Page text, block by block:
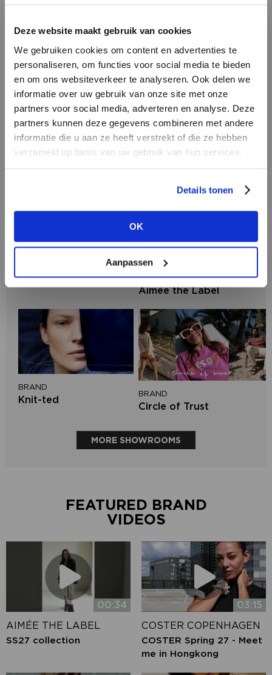
Deze website maakt gebruik van cookies
We gebruiken cookies om content en advertenties te
personaliseren, om functies voor social media te bieden
en om ons websiteverkeer te analyseren. Ook delen we
informatie over uw gebruik van onze site met onze
partners voor social media, adverteren en analyse. Deze
partners kunnen deze gegevens combineren met andere
informatie die u aan ze heeft verstrekt of die ze hebben
verzameld op basis van uw gebruik van hun services.
Details tonen
OK
Aanpassen
LOGIN
Password
LOGIN
NO ACCOUNT YET?
Mos Mosh
BRAND
Harper & Yve
BRAND
BRAND
Aimée the Label
BRAND
Knit-ted
BRAND
Circle of Trust
MORE SHOWROOMS
FEATURED BRAND
VIDEOS
00:34
AIMÉE THE LABEL
SS27 collection
03:15
COSTER COPENHAGEN
COSTER Spring 27 - Meet
me in Hongkong